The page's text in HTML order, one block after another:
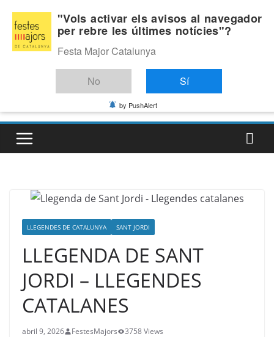
content
Dijous, agost 6, 2026
Última:
LLEGENDES DE CATALUNYA SANT JORDI
LLEGENDA DE SANT
JORDI – LLEGENDES
CATALANES
abril 9, 2026 FestesMajors 3758 Views
"Vols activar els avisos al navegador
per rebre les últimes notícies"?
Festa Major Catalunya
No Sí
by PushAlert